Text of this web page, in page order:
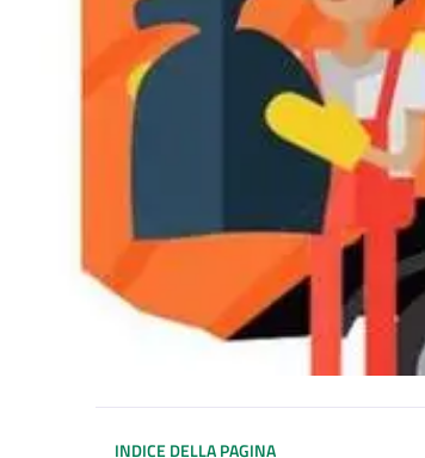
INDICE DELLA PAGINA